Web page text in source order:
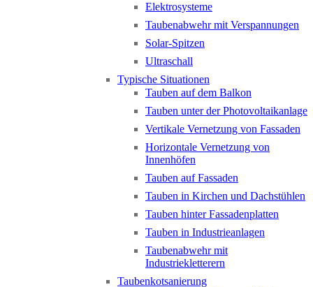
Elektrosysteme
Taubenabwehr mit Verspannungen
Solar-Spitzen
Ultraschall
Typische Situationen
Tauben auf dem Balkon
Tauben unter der Photovoltaikanlage
Vertikale Vernetzung von Fassaden
Horizontale Vernetzung von
Innenhöfen
Tauben auf Fassaden
Tauben in Kirchen und Dachstühlen
Tauben hinter Fassadenplatten
Tauben in Industrieanlagen
Taubenabwehr mit
Industriekletterern
Taubenkotsanierung